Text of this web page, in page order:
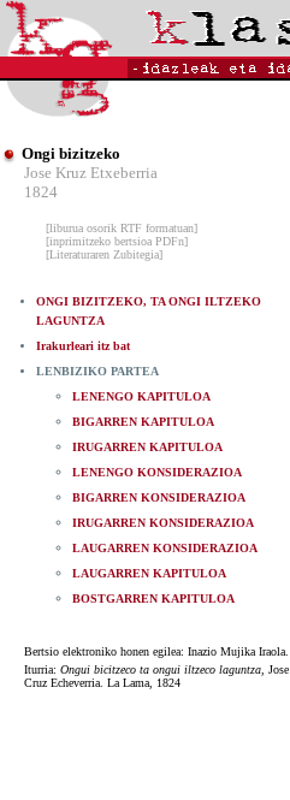
Ongi bizitzeko
Jose Kruz Etxeberria
1824
[liburua osorik RTF formatuan]
[inprimitzeko bertsioa PDFn]
[Literaturaren Zubitegia]
ONGI BIZITZEKO, TA ONGI ILTZEKO
LAGUNTZA
Irakurleari itz bat
LENBIZIKO PARTEA
LENENGO KAPITULOA
BIGARREN KAPITULOA
IRUGARREN KAPITULOA
LENENGO KONSIDERAZIOA
BIGARREN KONSIDERAZIOA
IRUGARREN KONSIDERAZIOA
LAUGARREN KONSIDERAZIOA
LAUGARREN KAPITULOA
BOSTGARREN KAPITULOA
Bertsio elektroniko honen egilea: Inazio Mujika Iraola.
Iturria: Ongui bicitzeco ta ongui iltzeco laguntza , Jose
Cruz Echeverria. La Lama, 1824